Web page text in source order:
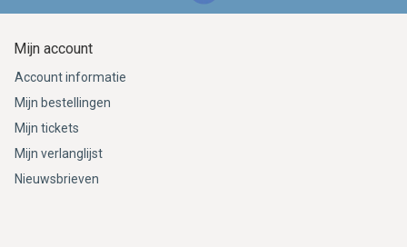
Mijn account
Account informatie
Mijn bestellingen
Mijn tickets
Mijn verlanglijst
Nieuwsbrieven